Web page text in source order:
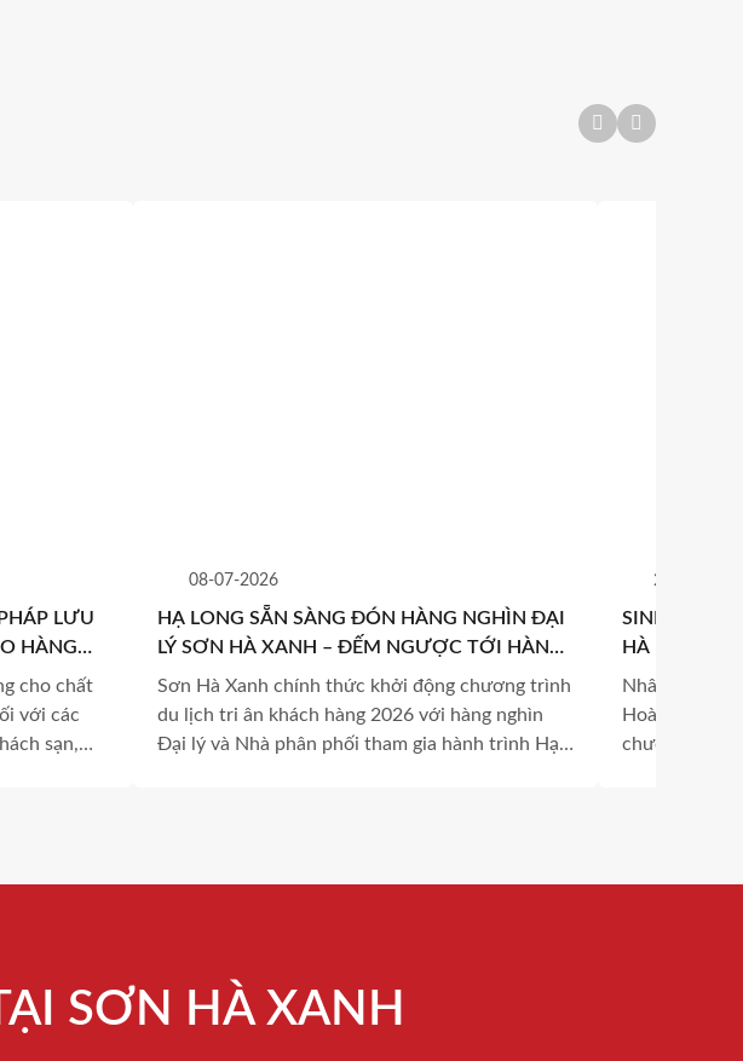
LƯU
HÀNG
cho chất
với các
sạn,
08-07-2026
HẠ LONG SẴN SÀNG ĐÓN HÀNG NGHÌN ĐẠI
LÝ SƠN HÀ XANH – ĐẾM NGƯỢC TỚI HÀNH
TRÌNH BÙNG NỔ MÙA HÈ 2026
Sơn Hà Xanh chính thức khởi động chương trình
du lịch tri ân khách hàng 2026 với hàng nghìn
Đại lý và Nhà phân phối tham gia hành trình Hạ
25-06-2026
SINH NHẬT
HÀ – DẤU
NHỮNG GIÁ
Nhân dịp
Hoàng Hà,
chương trình
SƠN HÀ XANH